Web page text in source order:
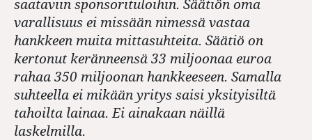
saataviin sponsorituloihin. Säätiön oma
varallisuus ei missään nimessä vastaa
hankkeen muita mittasuhteita. Säätiö on
kertonut keränneensä 33 miljoonaa euroa
rahaa 350 miljoonan hankkeeseen. Samalla
suhteella ei mikään yritys saisi yksityisiltä
tahoilta lainaa. Ei ainakaan näillä
laskelmilla.